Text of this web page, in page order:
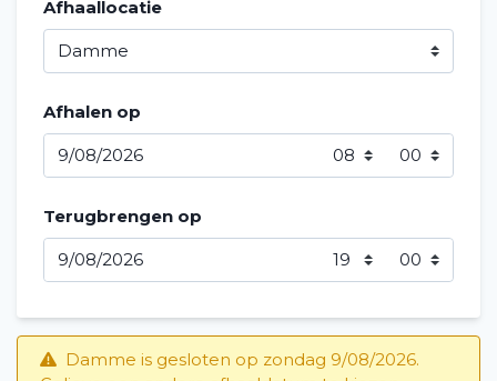
Afhaallocatie
Afhalen op
Terugbrengen op
Damme is gesloten op zondag 9/08/2026.